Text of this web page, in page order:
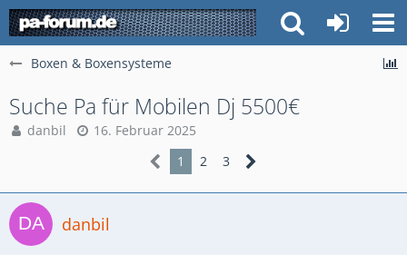
Boxen & Boxensysteme
Suche Pa für Mobilen Dj 5500€
danbil
16. Februar 2025
1
2 3
danbil